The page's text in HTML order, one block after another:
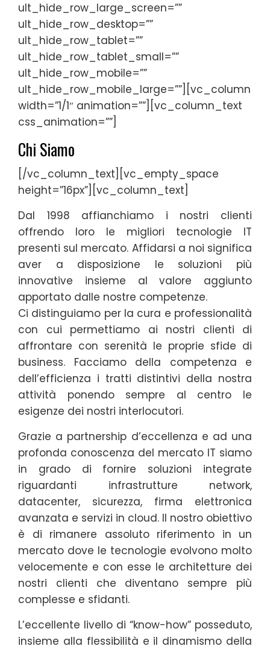
ult_hide_row_large_screen=””
ult_hide_row_desktop=””
ult_hide_row_tablet=””
ult_hide_row_tablet_small=””
ult_hide_row_mobile=””
ult_hide_row_mobile_large=””][vc_column
width=”1/1″ animation=””][vc_column_text
css_animation=””]
Chi Siamo
[/vc_column_text][vc_empty_space
height=”16px”][vc_column_text]
Dal 1998 affianchiamo i nostri clienti
offrendo loro le migliori tecnologie IT
presenti sul mercato. Affidarsi a noi significa
aver a disposizione le soluzioni più
innovative insieme al valore aggiunto
apportato dalle nostre competenze.
Ci distinguiamo per la cura e professionalità
con cui permettiamo ai nostri clienti di
affrontare con serenità le proprie sfide di
business. Facciamo della competenza e
dell’efficienza i tratti distintivi della nostra
attività ponendo sempre al centro le
esigenze dei nostri interlocutori.
Grazie a partnership d’eccellenza e ad una
profonda conoscenza del mercato IT siamo
in grado di fornire soluzioni integrate
riguardanti infrastrutture network,
datacenter, sicurezza, firma elettronica
avanzata e servizi in cloud. Il nostro obiettivo
è di rimanere assoluto riferimento in un
mercato dove le tecnologie evolvono molto
velocemente e con esse le architetture dei
nostri clienti che diventano sempre più
complesse e sfidanti.
L’eccellente livello di “know-how” posseduto,
insieme alla flessibilità e il dinamismo della